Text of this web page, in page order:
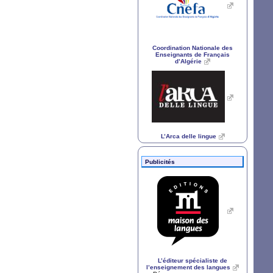
Coordination Nationale des
Enseignants de Français
d’Algérie
L’Arca delle lingue
Publicités
L’éditeur spécialiste de
l’enseignement des langues